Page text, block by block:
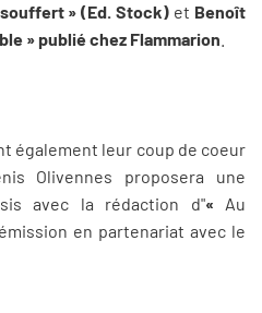
» (Ed. Stock) et Benoît
» publié chez Flammarion
également leur coup de coeur
Olivennes proposera
une
avec la rédaction d"« Au
mission en partenariat avec le